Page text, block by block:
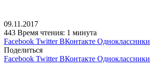
09.11.2017
443 Время чтения: 1 минута
Facebook Twitter ВКонтакте Одноклассники
Поделиться
Facebook Twitter ВКонтакте Одноклассники